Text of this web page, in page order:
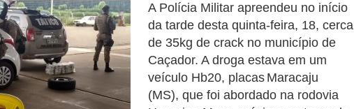
A Polícia Militar apreendeu no início
da tarde desta quinta-feira, 18, cerca
de 35kg de crack no município de
Caçador. A droga estava em um
veículo Hb20, placas Maracaju
(MS), que foi abordado na rodovia